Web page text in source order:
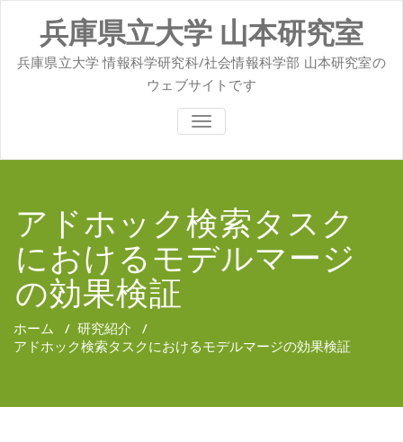
兵庫県立大学 山本研究室
兵庫県立大学 情報科学研究科/社会情報科学部 山本研究室の
ウェブサイトです
ナ
ビ
ン
を
切
り
アドホック検索タスク
におけるモデルマージ
の効果検証
ホーム / 研究紹介 /
アドホック検索タスクにおけるモデルマージの効果検証